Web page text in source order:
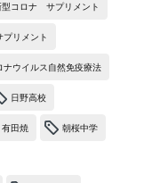
型コロナ サプリメント
プリメント
ナウイルス自然免疫療法
日野高校
有田焼 朝桜中学